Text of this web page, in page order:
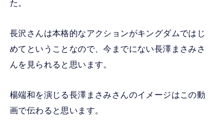
た。
長沢さんは本格的なアクションがキングダムではじ
めてということなので、今までにない長澤まさみさ
んを見られると思います。
楊端和を演じる長澤まさみさんのイメージはこの動
画で伝わると思います。